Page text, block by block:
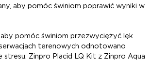
aby pomóc świniom poprawić wyniki w
pomóc świniom przezwyciężyć lęk
terenowych odnotowano
Zinpro Placid LQ Kit z Zinpro Aqua